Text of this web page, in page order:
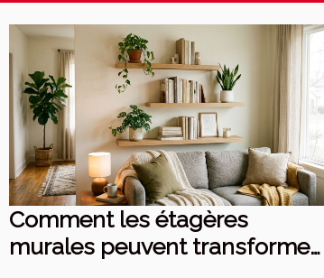
Comment les étagères
murales peuvent transformer